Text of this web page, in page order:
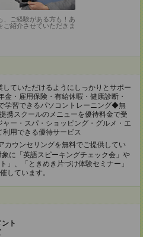
、ご経験がある方も！あ
ご紹介させていただきま
ていただけるようにしっかりとサポー
・雇用保険・有給休暇・健康診断・
学習できるパソコントレーニング◆無
スクールのメニューを優待料金で受
ー・スパ・ショッピング・グルメ・エ
用できる優待サービス
カウンセリングを無料でご提供してい
に「英語スピーキングチェック会」や
」、「ときめき片づけ体験セミナー」
しています。
ト